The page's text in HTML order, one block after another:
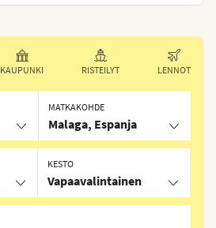
KAUPUNKI RISTEILYT LENNOT
MATKAKOHDE
Malaga, Espanja
KESTO
Vapaavalintainen